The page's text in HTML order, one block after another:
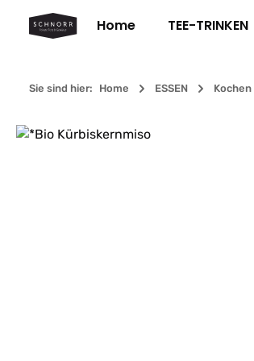
Hauptinhalt springen
Zur Suche springen
Zur Hauptnavigation springen
Home TEE-TRINKEN
Sie sind hier: Home ESSEN Kochen
Bildergalerie überspringen